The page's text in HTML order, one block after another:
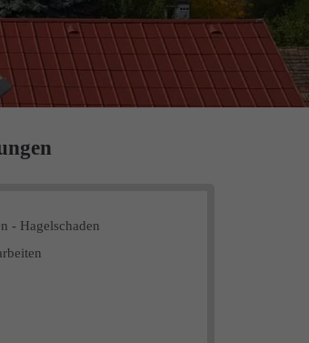
- Hagelschaden